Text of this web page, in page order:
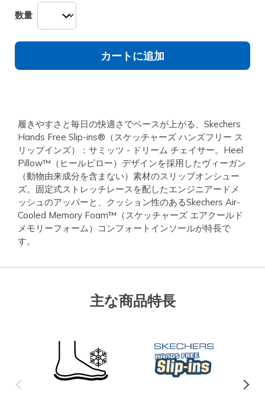
数量
カートに追加
履きやすさと毎日の快適さでペースが上がる、Skechers
Hands Free Slip-ins®（スケッチャーズ ハンズフリー ス
リップインズ）：サミッツ - ドリーム チェイサー。Heel
Pillow™（ヒールピロー）デザインを採用したヴィーガン
（動物由来成分を含まない）素材のスリップオンシュー
ズ。固定式ストレッチレースを配したエンジニアードメ
ッシュのアッパーと、クッション性のあるSkechers Air-
Cooled Memory Foam™（スケッチャーズ エアクールド
メモリーフォーム）コンフォートインソールが特長で
す。
主な商品特長